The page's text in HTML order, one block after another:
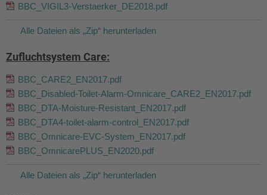
BBC_VIGIL3-Verstaerker_DE2018.pdf
Alle Dateien als „Zip“ herunterladen
Zufluchtsystem Care:
BBC_CARE2_EN2017.pdf
BBC_Disabled-Toilet-Alarm-Omnicare_CARE2_EN2017.pdf
BBC_DTA-Moisture-Resistant_EN2017.pdf
BBC_DTA4-toilet-alarm-control_EN2017.pdf
BBC_Omnicare-EVC-System_EN2017.pdf
BBC_OmnicarePLUS_EN2020.pdf
Alle Dateien als „Zip“ herunterladen